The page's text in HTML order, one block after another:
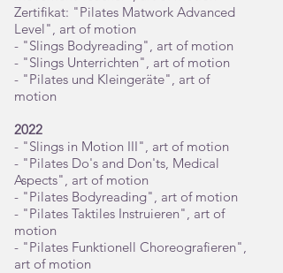
Zertifikat: "Pilates Matwork Advanced
Level", art of motion
- "Slings Bodyreading", art of motion
- "Slings Unterrichten", art of motion
- "Pilates und Kleingeräte", art of
motion
2022
- "Slings in Motion III", art of motion
- "Pilates Do's and Don'ts, Medical
Aspects", art of motion
- "Pilates Bodyreading", art of motion
- "Pilates Taktiles Instruieren", art of
motion
- "Pilates Funktionell Choreografieren",
art of motion